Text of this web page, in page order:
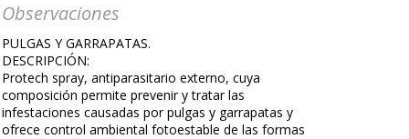
Observaciones
PULGAS Y GARRAPATAS.
DESCRIPCIÓN:
Protech spray, antiparasitario externo, cuya
composición permite prevenir y tratar las
infestaciones causadas por pulgas y garrapatas y
ofrece control ambiental fotoestable de las formas